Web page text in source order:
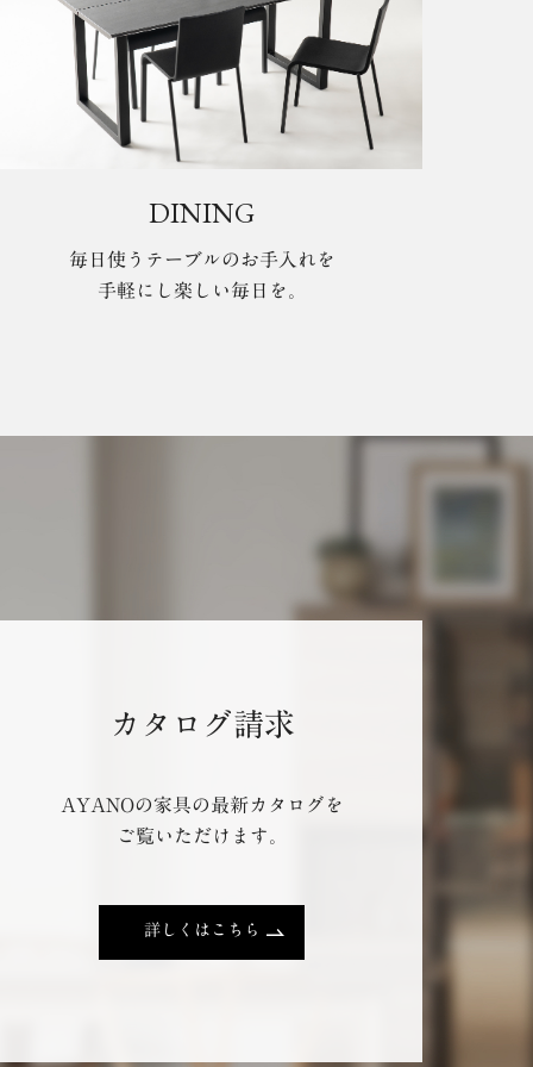
DINING
毎日使うテーブルのお手入れを
手軽にし楽しい毎日を。
カタログ請求
AYANOの家具の最新カタログを
ご覧いただけます。
詳しくはこちら